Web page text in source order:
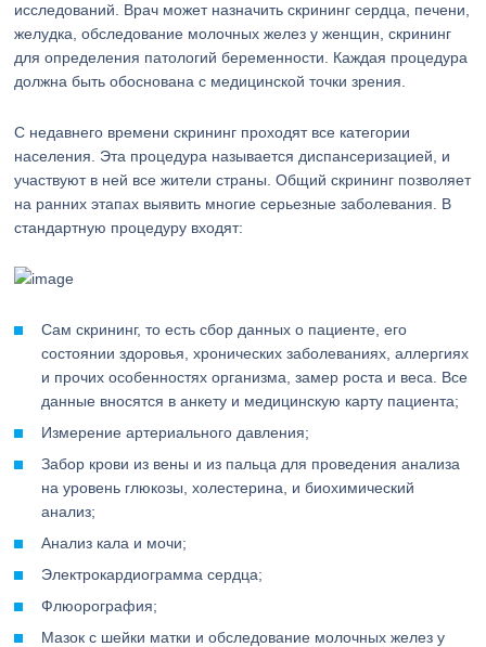
исследований. Врач может назначить скрининг сердца, печени,
желудка, обследование молочных желез у женщин, скрининг
для определения патологий беременности. Каждая процедура
должна быть обоснована с медицинской точки зрения.
С недавнего времени скрининг проходят все категории
населения. Эта процедура называется диспансеризацией, и
участвуют в ней все жители страны. Общий скрининг позволяет
на ранних этапах выявить многие серьезные заболевания. В
стандартную процедуру входят:
Сам скрининг, то есть сбор данных о пациенте, его
состоянии здоровья, хронических заболеваниях, аллергиях
и прочих особенностях организма, замер роста и веса. Все
данные вносятся в анкету и медицинскую карту пациента;
Измерение артериального давления;
Забор крови из вены и из пальца для проведения анализа
на уровень глюкозы, холестерина, и биохимический
анализ;
Анализ кала и мочи;
Электрокардиограмма сердца;
Флюорография;
Мазок с шейки матки и обследование молочных желез у